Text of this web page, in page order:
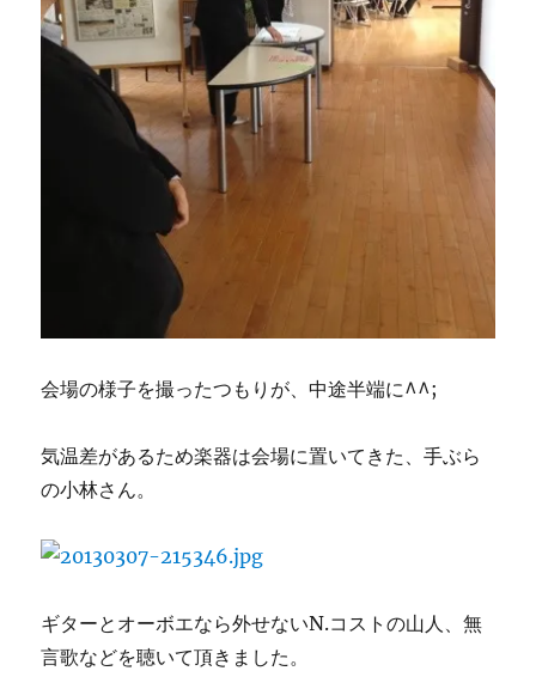
会場の様子を撮ったつもりが、中途半端に^^;
気温差があるため楽器は会場に置いてきた、手ぶら
の小林さん。
ギターとオーボエなら外せないN.コストの山人、無
言歌などを聴いて頂きました。